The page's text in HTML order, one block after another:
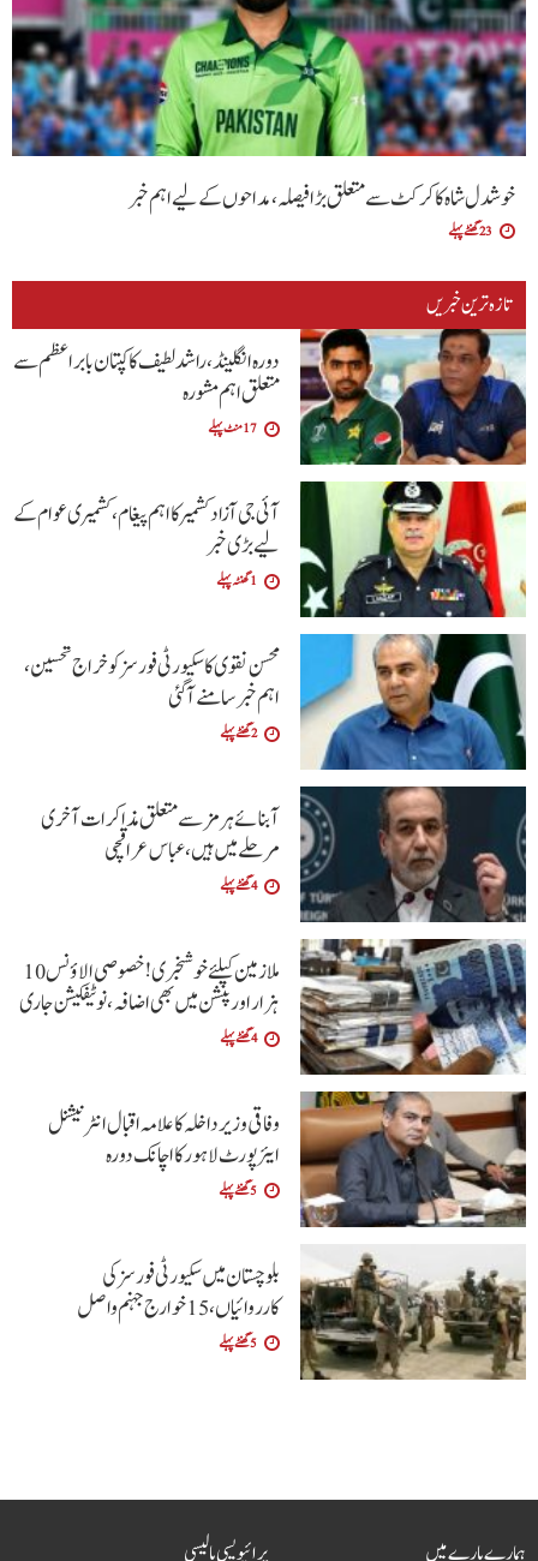
خوشدل شاہ کا کرکٹ سے متعلق بڑا فیصلہ، مداحوں کے لیے اہم خبر
23 گھنٹے پہلے
تازہ ترین خبریں
دورہ انگلینڈ، راشد لطیف کا کپتان بابر اعظم سے
متعلق اہم مشورہ
17 منٹ پہلے
آئی جی آزاد کشمیر کا اہم پیغام، کشمیری عوام کے
لیے بڑی خبر
1 گھنٹہ پہلے
محسن نقوی کا سکیورٹی فورسز کو خراج تحسین،
اہم خبر سامنے آگئی
2 گھنٹے پہلے
آبنائے ہرمز سے متعلق مذاکرات آخری
مرحلے میں ہیں، عباس عراقچی
4 گھنٹے پہلے
ملازمین کیلئے خوشخبری !خصوصی الاؤنس 10
ہزار اور پنشن میں بھی اضافہ،نوٹیفکیشن جاری
4 گھنٹے پہلے
وفاقی وزیر داخلہ کا علامہ اقبال انٹرنیشنل
ایئرپورٹ لاہور کا اچانک دورہ
5 گھنٹے پہلے
بلوچستان میں سکیورٹی فورسز کی
کارروائیاں، 15 خوارج جہنم واصل
5 گھنٹے پہلے
ہمارے بارے میں پرائیویسی پالیسی